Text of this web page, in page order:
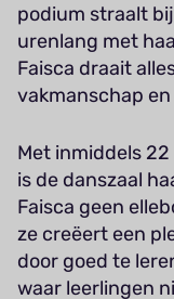
podium straalt
urenlang met
Faisca draait
vakmanschap
Met inmiddels
is de danszaal
Faisca geen
ze creëert een
door goed te
waar leerlingen